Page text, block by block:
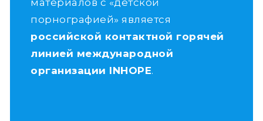
порнографией» является
российской контактной горячей
линией международной
организации INHOPE.